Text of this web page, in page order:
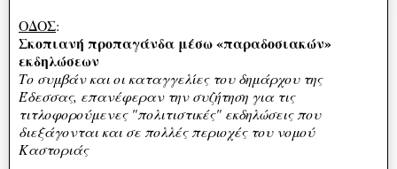
ΟΔΟΣ:
Σκοπιανή προπαγάνδα μέσω «παραδοσιακών»
εκδηλώσεων
Το συμβάν και οι καταγγελίες του δημάρχου της
Έδεσσας, επανέφεραν την συζήτηση για τις
τιτλοφορούμενες "πολιτιστικές" εκδηλώσεις που
διεξάγονται και σε πολλές περιοχές του νομού
Καστοριάς